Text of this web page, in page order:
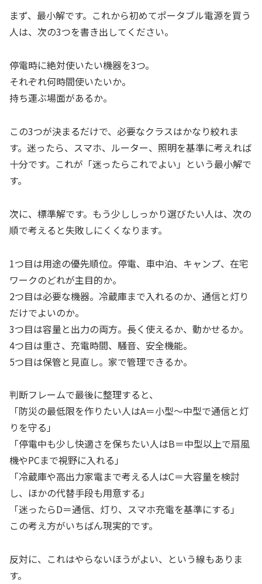
まず、最小解です。これから初めてポータブル電源を買う
人は、次の3つを書き出してください。
停電時に絶対使いたい機器を3つ。
それぞれ何時間使いたいか。
持ち運ぶ場面があるか。
この3つが決まるだけで、必要なクラスはかなり絞れま
す。迷ったら、スマホ、ルーター、照明を基準に考えれば
十分です。これが「迷ったらこれでよい」という最小解で
す。
次に、標準解です。もう少ししっかり選びたい人は、次の
順で考えると失敗しにくくなります。
1つ目は用途の優先順位。停電、車中泊、キャンプ、在宅
ワークのどれが主目的か。
2つ目は必要な機器。冷蔵庫まで入れるのか、通信と灯り
だけでよいのか。
3つ目は容量と出力の両方。長く使えるか、動かせるか。
4つ目は重さ、充電時間、騒音、安全機能。
5つ目は保管と見直し。家で管理できるか。
判断フレームで最後に整理すると、
「防災の最低限を作りたい人はA＝小型〜中型で通信と灯
りを守る」
「停電中も少し快適さを保ちたい人はB＝中型以上で扇風
機やPCまで視野に入れる」
「冷蔵庫や高出力家電まで考える人はC＝大容量を検討
し、ほかの代替手段も用意する」
「迷ったらD＝通信、灯り、スマホ充電を基準にする」
この考え方がいちばん現実的です。
反対に、これはやらないほうがよい、という線もありま
す。